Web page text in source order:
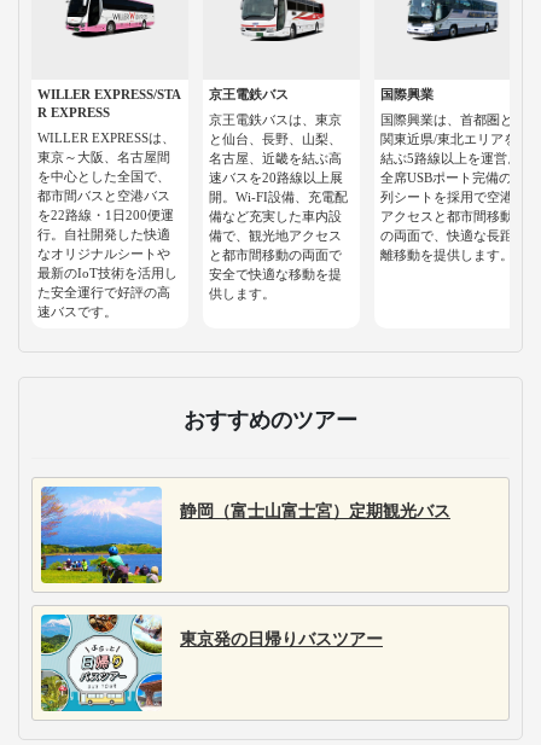
WILLER EXPRESS/STA
R EXPRESS
WILLER EXPRESSは、
東京～大阪、名古屋間
を中心とした全国で、
都市間バスと空港バス
を22路線・1日200便運
行。自社開発した快適
なオリジナルシートや
最新のIoT技術を活用し
た安全運行で好評の高
速バスです。
京王電鉄バス
京王電鉄バスは、東京
と仙台、長野、山梨、
名古屋、近畿を結ぶ高
速バスを20路線以上展
開。Wi-FI設備、充電配
備など充実した車内設
備で、観光地アクセス
と都市間移動の両面で
安全で快適な移動を提
供します。
国際興業
国際興業は、首都圏と
関東近県/東北エリアを
結ぶ5路線以上を運営。
全席USBポート完備の3
列シートを採用で空港
アクセスと都市間移動
の両面で、快適な長距
離移動を提供します。
おすすめのツアー
静岡（富士山富士宮）定期観光バス
東京発の日帰りバスツアー